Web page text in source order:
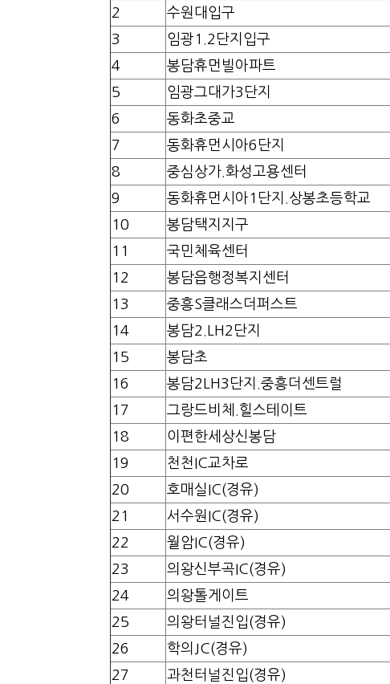
2
수원대입구
3
임광1.2단지입구
4
봉담휴먼빌아파트
5
임광그대가3단지
6
동화초중교
7
동화휴먼시아6단지
8
중심상가.화성고용센터
9
동화휴먼시아1단지.상봉초등학교
10
봉담택지지구
11
국민체육센터
12
봉담읍행정복지센터
13
중흥S클래스더퍼스트
14
봉담2.LH2단지
15
봉담초
16
봉담2LH3단지.중흥더센트럴
17
그랑드비체.힐스테이트
18
이편한세상신봉담
19
천천IC교차로
20
호매실IC(경유)
21
서수원IC(경유)
22
월암IC(경유)
23
의왕신부곡IC(경유)
24
의왕톨게이트
25
의왕터널진입(경유)
26
학의JC(경유)
27
과천터널진입(경유)